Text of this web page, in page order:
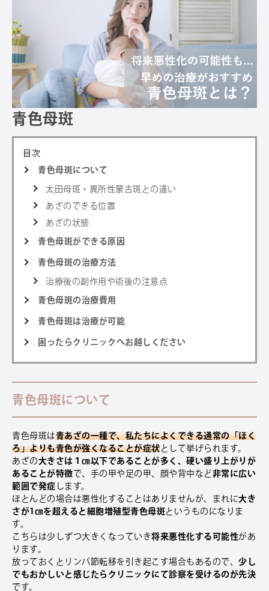
青色母斑
目次
青色母斑について
太田母斑・異所性蒙古斑との違い
あざのできる位置
あざの状態
青色母斑ができる原因
青色母斑の治療方法
治療後の副作用や術後の注意点
青色母斑の治療費用
青色母斑は治療が可能
困ったらクリニックへお越しください
青色母斑について
青色母斑は青あざの一種で、私たちによくできる通常の「ほく
ろ」よりも青色が強くなることが症状として挙げられます。
あざの大きさは１㎝以下であることが多く、硬い盛り上がりが
あることが特徴で、手の甲や足の甲、顔や背中など非常に広い
範囲で発症 します。
ほとんどの場合は悪性化することはありませんが、まれに大き
さが1㎝を超えると細胞増殖型青色母斑というものになりま
す。
こちらは少しずつ大きくなっていき将来悪性化する可能性があ
ります。
放っておくとリンパ節転移を引き起こす場合もあるので、 少し
でもおかしいと感じたらクリニックにて診察を受けるのが先決
です。